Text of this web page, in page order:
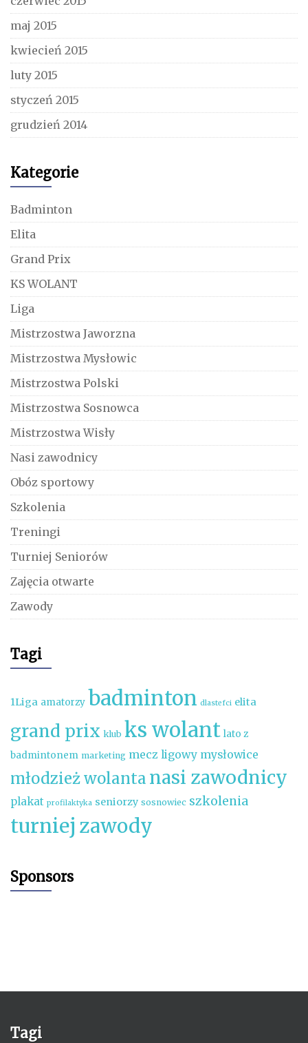
maj 2015
kwiecień 2015
luty 2015
styczeń 2015
grudzień 2014
Kategorie
Badminton
Elita
Grand Prix
KS WOLANT
Liga
Mistrzostwa Jaworzna
Mistrzostwa Mysłowic
Mistrzostwa Polski
Mistrzostwa Sosnowca
Mistrzostwa Wisły
Nasi zawodnicy
Obóz sportowy
Szkolenia
Treningi
Turniej Seniorów
Zajęcia otwarte
Zawody
Tagi
1Liga amatorzy badminton dlastefci elita
grand prix klub ks wolant lato z
badmintonem marketing mecz ligowy mysłowice
młodzież wolanta nasi zawodnicy
plakat profilaktyka seniorzy sosnowiec szkolenia
turniej zawody
Sponsors
Tagi